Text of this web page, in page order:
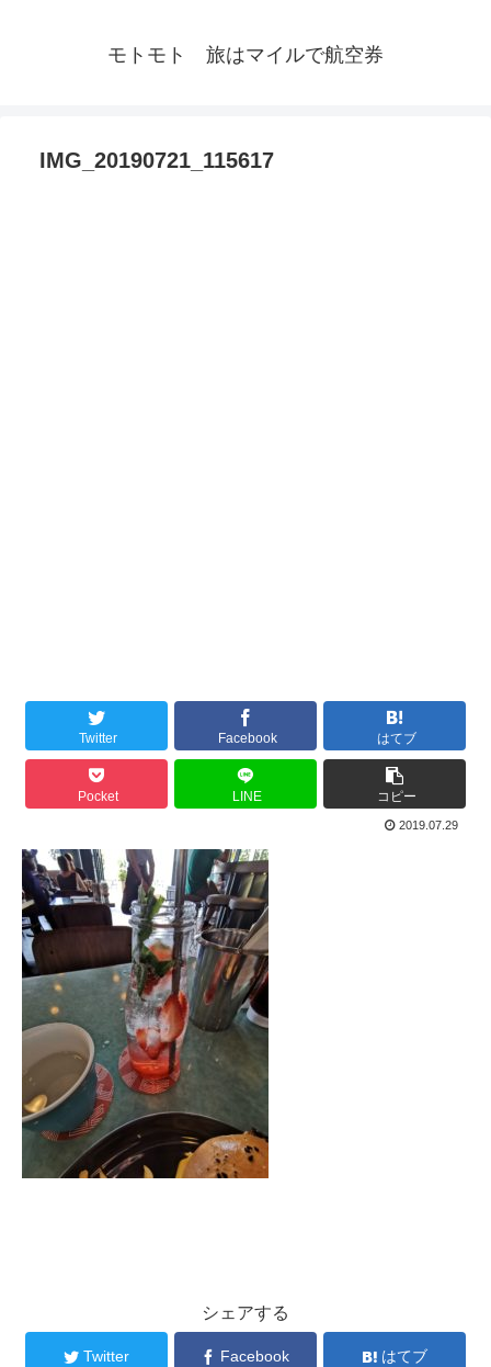
モトモト 旅はマイルで航空券
IMG_20190721_115617
Twitter Facebook はてブ
Pocket LINE コピー
2019.07.29
シェアする
Twitter Facebook はてブ